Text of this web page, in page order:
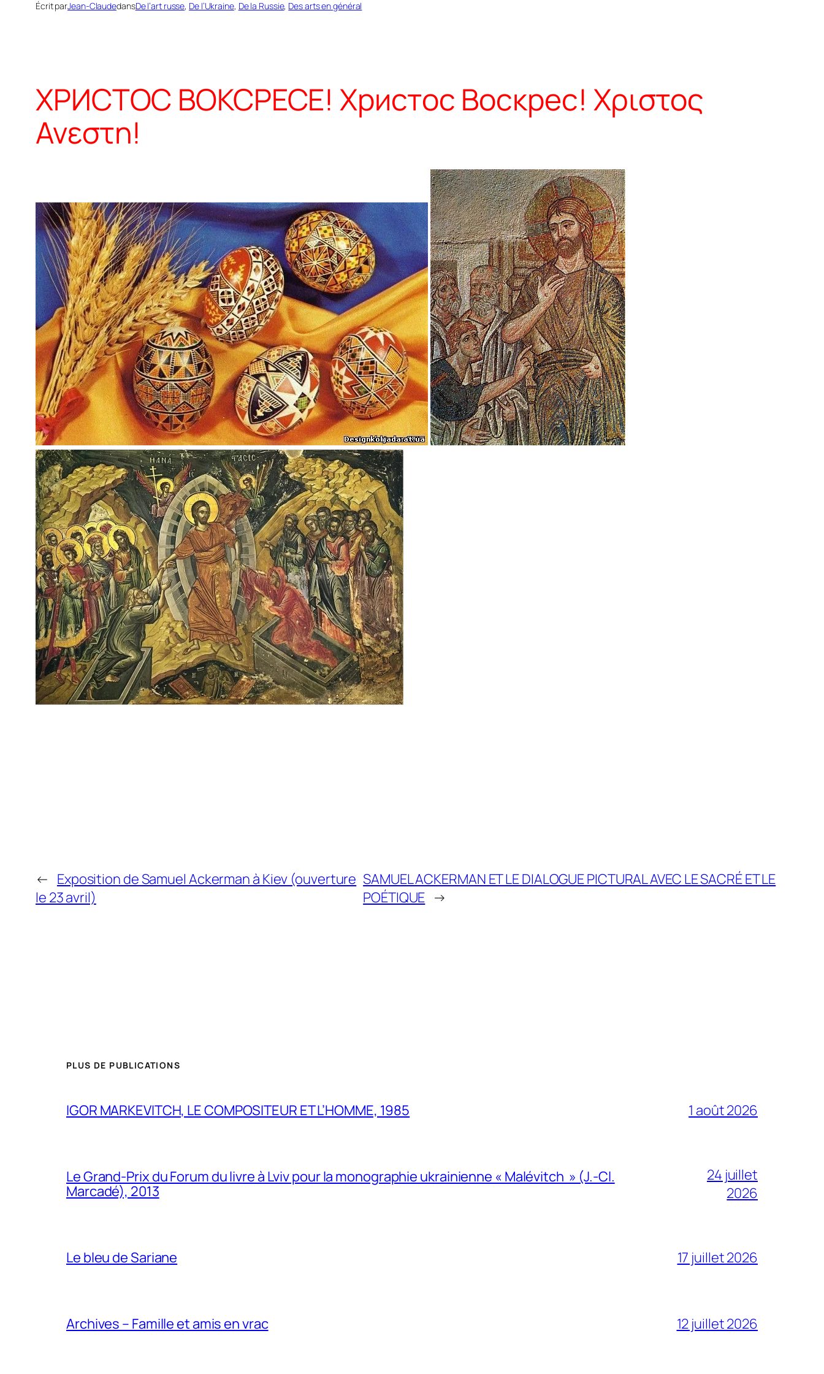
Écrit parJean-ClaudedansDe l’art russe, De l’Ukraine, De la Russie, Des arts en général
ХРИСТОС ВОКСРЕСЕ! Христос Воскрес! Χριστος
Ανεστη!
← Exposition de Samuel Ackerman à Kiev (ouverture
le 23 avril)
SAMUEL ACKERMAN ET LE DIALOGUE PICTURAL AVEC LE SACRÉ ET LE
POÉTIQUE →
PLUS DE PUBLICATIONS
IGOR MARKEVITCH, LE COMPOSITEUR ET L’HOMME, 1985 1 août 2026
Le Grand-Prix du Forum du livre à Lviv pour la monographie ukrainienne « Malévitch » (J.-Cl.
Marcadé), 2013
24 juillet
2026
Le bleu de Sariane 17 juillet 2026
Archives – Famille et amis en vrac 12 juillet 2026